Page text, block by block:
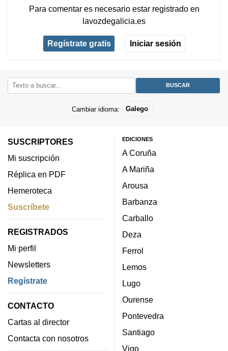
Para comentar es necesario estar registradoen
lavozdegalicia.es
Regístrate gratis Iniciar sesión
Cambiar idioma: Galego
SUSCRIPTORES
Mi suscripción
Réplica en PDF
Hemeroteca
Suscríbete
REGISTRADOS
Mi perfil
Newsletters
Regístrate
CONTACTO
Cartas al director
Contacta con nosotros
EDICIONES
A Coruña
A Mariña
Arousa
Barbanza
Carballo
Deza
Ferrol
Lemos
Lugo
Ourense
Pontevedra
Santiago
Vigo